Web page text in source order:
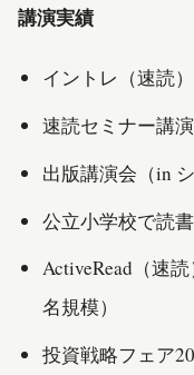
講演実績
イントレ（速読
速読セミナー講
出版講演会（in
公立小学校で読
ActiveRead（速
名規模）
投資戦略フェア